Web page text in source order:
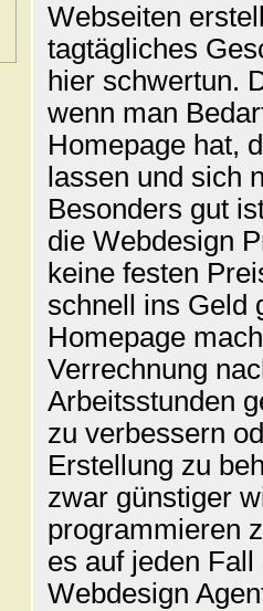
Webseiten
tagtägliches
hier schwertun.
wenn man
Homepage hat,
lassen und sich
Besonders gut
die Webdesign
keine festen
schnell ins Geld
Homepage
Verrechnung
Arbeitsstunden
zu verbessern
Erstellung zu
zwar günstiger
programmieren
es auf jeden
Webdesign